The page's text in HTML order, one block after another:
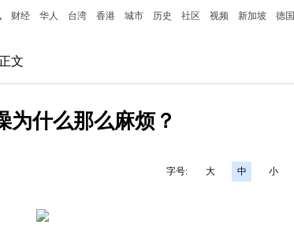
财经 华人 台湾 香港 城市 历史 社区 视频 新加坡 德国
文
为什么那么麻烦？
字号: 大 中 小